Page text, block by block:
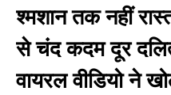
श्मशान तक नहीं
से चंद कदम दूर
वायरल वीडियो ने